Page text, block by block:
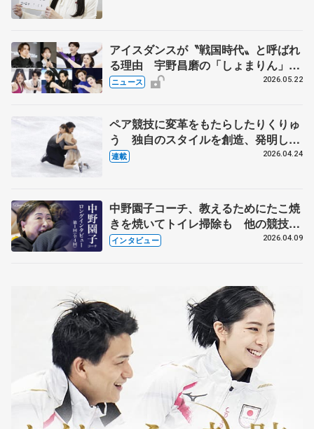
アイスダンスが〝戦国時代〟と呼ばれ
る理由 宇野昌磨の「しょまりん」ら
実力者が相次いで参戦 国内の競争激
ニュース 2026.05.22
ペア競技に変革をもたらしたりくりゅ
う 独自のスタイルを創造、発明した
【引退発表後②】
連載 2026.04.24
中野園子コーチ、教えるためにたこ焼
きを焼いてトイレ掃除も 他の競技に
も通用するという坂本花織の筋肉
インタビュー 2026.04.09